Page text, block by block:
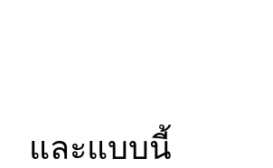
และแบบนี้